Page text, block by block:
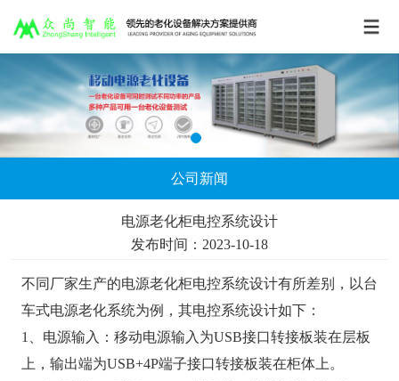
公司新闻
电源老化柜电控系统设计
发布时间：2023-10-18
不同厂家生产的电源老化柜电控系统设计有所差别，以台
车式电源老化系统为例，其电控系统设计如下：
1、电源输入：移动电源输入为USB接口转接板装在层板
上，输出端为USB+4P端子接口转接板装在柜体上。